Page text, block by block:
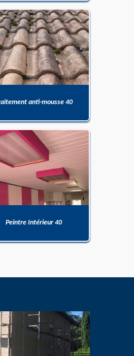
anti-mousse 40
Peintre Intérieur 40